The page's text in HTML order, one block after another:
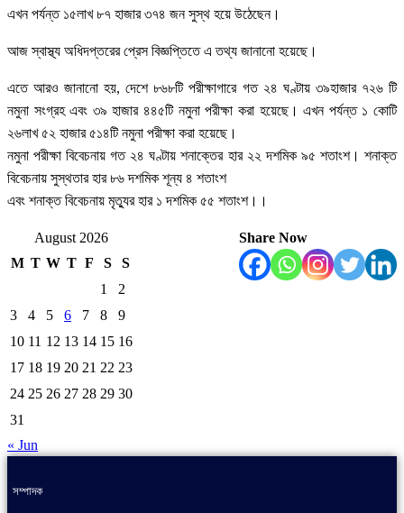
এখন পর্যন্ত ১৫লাখ ৮৭ হাজার ৩৭৪ জন সুস্থ হয়ে উঠেছেন।
আজ স্বাস্থ্য অধিদপ্তরের প্রেস বিজ্ঞপ্তিতে এ তথ্য জানানো হয়েছে।
এতে আরও জানানো হয়, দেশে ৮৬৮টি পরীক্ষাগারে গত ২৪ ঘণ্টায় ৩৯হাজার ৭২৬ টি
নমুনা সংগ্রহ এবং ৩৯ হাজার ৪৪৫টি নমুনা পরীক্ষা করা হয়েছে। এখন পর্যন্ত ১ কোটি
২৬লাখ ৫২ হাজার ৫১৪টি নমুনা পরীক্ষা করা হয়েছে।
নমুনা পরীক্ষা বিবেচনায় গত ২৪ ঘণ্টায় শনাক্তের হার ২২ দশমিক ৯৫ শতাংশ। শনাক্ত
বিবেচনায় সুস্থতার হার ৮৬ দশমিক শূন্য ৪ শতাংশ
এবং শনাক্ত বিবেচনায় মৃত্যুর হার ১ দশমিক ৫৫ শতাংশ।।
Share Now
August 2026
M T W T F S
S
1
2
3
4 5 6 7 8
9
10 11 12 13 14 15 16
17 18 19 20 21 22 23
24 25 26 27 28 29 30
31
« Jun
সম্পাদক